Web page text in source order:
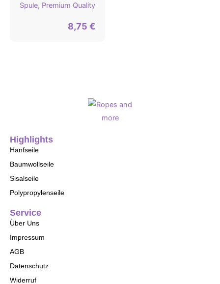
Spule, Premium Quality
8,75 €
Highlights
Hanfseile
Baumwollseile
Sisalseile
Polypropylenseile
Service
Über Uns
Impressum
AGB
Datenschutz
Widerruf